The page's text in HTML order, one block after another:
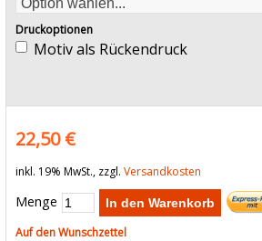
Druckoptionen
Motiv als Rückendruck
22,50 €
inkl. 19% MwSt., zzgl. Versandkosten
Menge In den Warenkorb
Auf den Wunschzettel